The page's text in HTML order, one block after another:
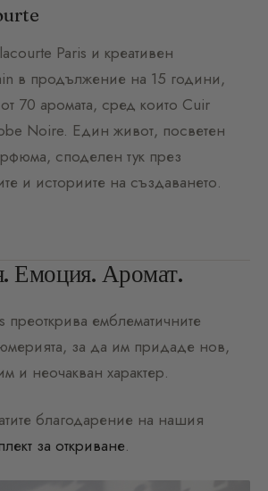
Paris и креативен
в продължение на 15 години,
70 аромата, сред които Cuir
Noire. Един живот, посветен
споделен тук през
и историите на създаването.
Емоция. Аромат.
преоткрива емблематичните
за да им придаде нов,
и неочакван характер.
благодарение на нашия
за откриване.